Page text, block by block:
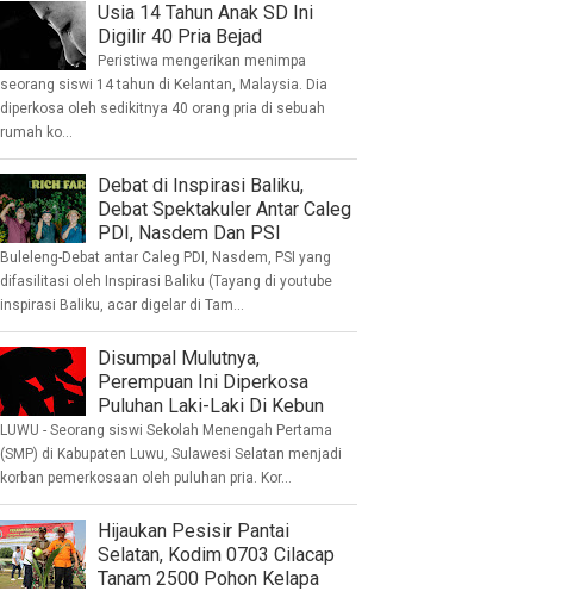
Usia 14 Tahun Anak SD Ini
Digilir 40 Pria Bejad
Peristiwa mengerikan menimpa
seorang siswi 14 tahun di Kelantan, Malaysia. Dia
diperkosa oleh sedikitnya 40 orang pria di sebuah
rumah ko...
Debat di Inspirasi Baliku,
Debat Spektakuler Antar Caleg
PDI, Nasdem Dan PSI
Buleleng-Debat antar Caleg PDI, Nasdem, PSI yang
difasilitasi oleh Inspirasi Baliku (Tayang di youtube
inspirasi Baliku, acar digelar di Tam...
Disumpal Mulutnya,
Perempuan Ini Diperkosa
Puluhan Laki-Laki Di Kebun
LUWU - Seorang siswi Sekolah Menengah Pertama
(SMP) di Kabupaten Luwu, Sulawesi Selatan menjadi
korban pemerkosaan oleh puluhan pria. Kor...
Hijaukan Pesisir Pantai
Selatan, Kodim 0703 Cilacap
Tanam 2500 Pohon Kelapa